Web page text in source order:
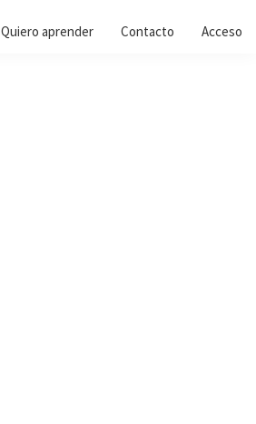
Quiero aprender Contacto Acceso